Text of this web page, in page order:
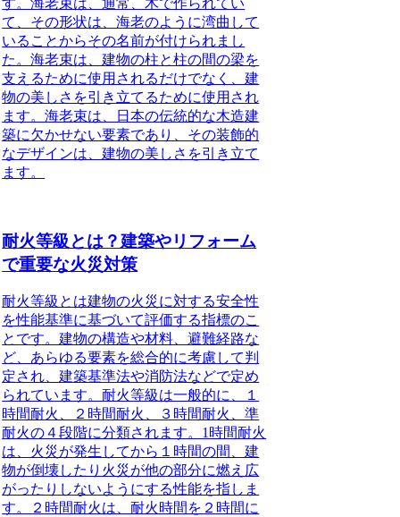
す。海老束は、通常、木で作られてい
て、その形状は、海老のように湾曲して
いることからその名前が付けられまし
た。海老束は、建物の柱と柱の間の梁を
支えるために使用されるだけでなく、建
物の美しさを引き立てるために使用され
ます。海老束は、日本の伝統的な木造建
築に欠かせない要素であり、その装飾的
なデザインは、建物の美しさを引き立て
ます。
耐火等級とは？建築やリフォーム
で重要な火災対策
耐火等級とは建物の火災に対する安全性
を性能基準に基づいて評価する指標のこ
とです。建物の構造や材料、避難経路な
ど、あらゆる要素を総合的に考慮して判
定され、建築基準法や消防法などで定め
られています。耐火等級は一般的に、１
時間耐火、２時間耐火、３時間耐火、準
耐火の４段階に分類されます。1時間耐火
は、火災が発生してから１時間の間、建
物が倒壊したり火災が他の部分に燃え広
がったりしないようにする性能を指しま
す。２時間耐火は、耐火時間を２時間に